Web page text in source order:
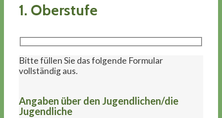
1. Oberstufe
Bitte füllen Sie das folgende Formular
vollständig aus.
Angaben über den Jugendlichen/die
Jugendliche